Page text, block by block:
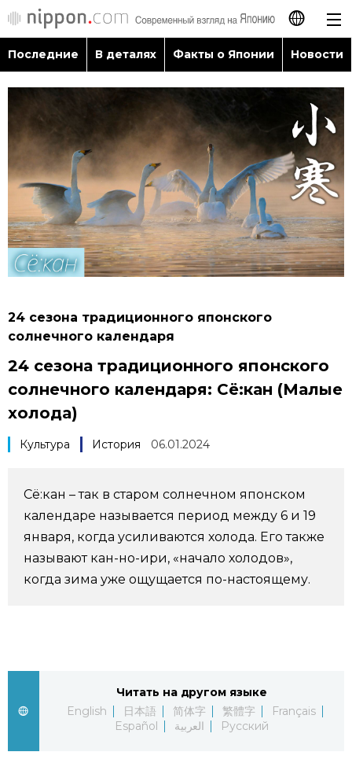
日本語
English
繁體字
Français
Español
Последние
В деталях
Факты о Японии
Путеводитель по Японии
Фото/Видео
Разделы
Блог
Политика
Японский язык
Японский калейдоскоп
official SNS
Последние В деталях Факты о Японии Новости
24 сезона традиционного японского
солнечного календаря
24 сезона традиционного японского
солнечного календаря: Сё:кан (Малые
холода)
Культура История 06.01.2024
Сё:кан – так в старом солнечном японском
календаре называется период между 6 и 19
января, когда усиливаются холода. Его также
называют кан-но-ири, «начало холодов»,
когда зима уже ощущается по-настоящему.
Читать на другом языке
English
日本語 简体字 繁體字
Français
Español
العربية Русский